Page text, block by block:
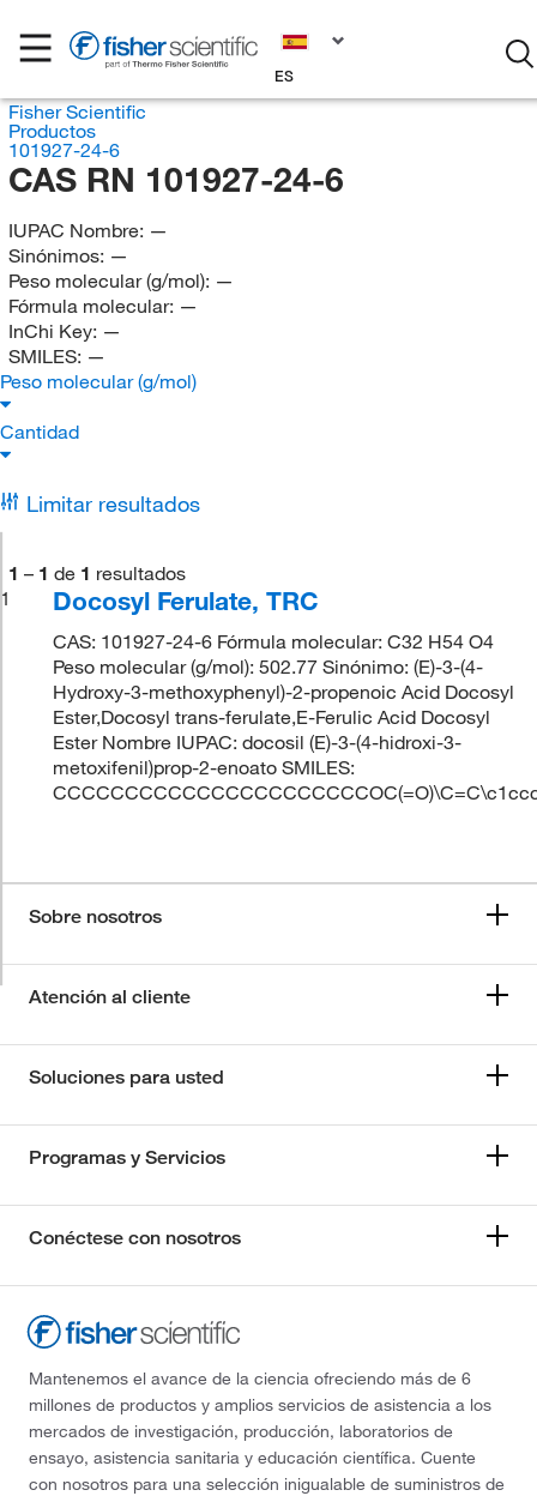
ES
Fisher Scientific
Productos
101927-24-6
CAS RN 101927-24-6
IUPAC Nombre: —
Sinónimos: —
Peso molecular (g/mol): —
Fórmula molecular: —
InChi Key: —
SMILES: —
Peso molecular (g/mol)
Cantidad
Limitar resultados
1 – 1 de 1 resultados
1
Docosyl Ferulate, TRC
CAS: 101927-24-6 Fórmula molecular: C32 H54 O4
Peso molecular (g/mol): 502.77 Sinónimo: (E)-3-(4-
Hydroxy-3-methoxyphenyl)-2-propenoic Acid Docosyl
Ester,Docosyl trans-ferulate,E-Ferulic Acid Docosyl
Ester Nombre IUPAC: docosil (E)-3-(4-hidroxi-3-
metoxifenil)prop-2-enoato SMILES:
Sobre nosotros
Atención al cliente
Soluciones para usted
Programas y Servicios
Conéctese con nosotros
Mantenemos el avance de la ciencia ofreciendo más de 6
millones de productos y amplios servicios de asistencia a los
mercados de investigación, producción, laboratorios de
ensayo, asistencia sanitaria y educación científica. Cuente
con nosotros para una selección inigualable de suministros de